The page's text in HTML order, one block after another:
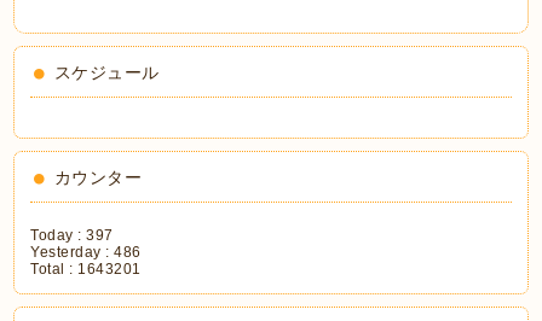
スケジュール
カウンター
Today :397
Yesterday :486
Total : 1643201